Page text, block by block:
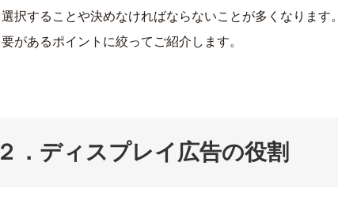
選択することや決めなければならないことが多くなります
要があるポイントに絞ってご紹介します。
２．ディスプレイ広告の役割